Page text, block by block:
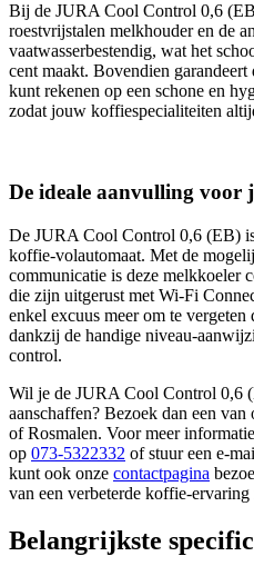
Bij de JURA Cool Control 0,6
roestvrijstalen melkhouder en de
vaatwasserbestendig, wat het
cent maakt. Bovendien
kunt rekenen op een schone en
zodat jouw koffiespecialiteiten
De ideale aanvulling
De JURA Cool Control 0,6 (EB)
koffie-volautomaat. Met de
communicatie is deze melkkoeler
die zijn uitgerust met Wi-Fi
enkel excuus meer om te
dankzij de handige niveau-
control.
Wil je de JURA Cool Control 0,6
aanschaffen? Bezoek dan een
of Rosmalen. Voor meer
op 073-5322332 of stuur een e-
kunt ook onze contactpagina
van een verbeterde koffie-
Belangrijkste